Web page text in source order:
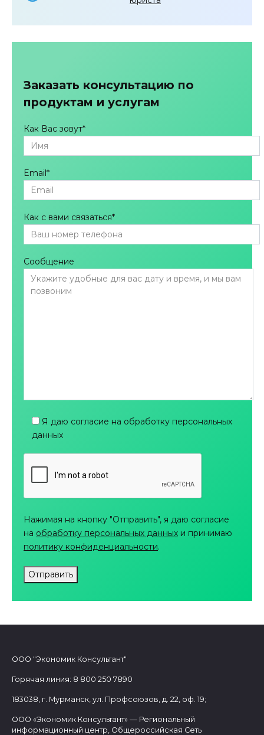
Заказать консультацию по
продуктам и услугам
Как Вас зовут*
Email*
Как с вами связаться*
Сообщение
Я даю согласие на обработку персональных
данных
Нажимая на кнопку "Отправить", я даю согласие
на обработку персональных данных и принимаю
политику конфиденциальности.
Отправить
ООО "Экономик Консультант"
Горячая линия: 8 800 250 7890
183038, г. Мурманск, ул. Профсоюзов, д. 22, оф. 19;
ООО «Экономик Консультант» — Региональный
информационный центр, Общероссийская Сеть